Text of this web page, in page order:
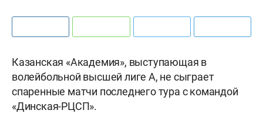
Казанская «Академия», выступающая в
волейбольной высшей лиге А, не сыграет
спаренные матчи последнего тура с командой
«Динская-РЦСП».